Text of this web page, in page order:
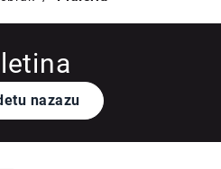
nazazu